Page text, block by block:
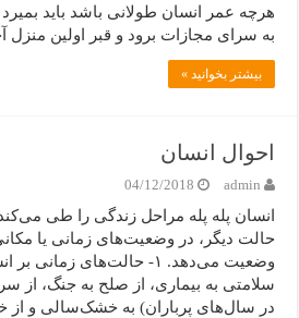
هرچه عمر انسان طولانی باشد باید
به سرای مجازات برود و قبر اولین
بیشتر بخوانید »
احوال انسان
admin
04/12/2018
انسان پله پله مراحل زندگی را طی
حالت دیگر، در وضعیت‌های زمانی یا مکانی
وضعیت می‌دهد. ۱- حالت‌های
سلامتی به بیماری، از صلح به جنگ، از
در سال‌های پرباران) به خشک‌سالی و از